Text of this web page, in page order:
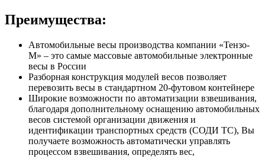
Преимущества:
Автомобильные весы производства компании «Тензо-
М» – это самые массовые автомобильные электронные
весы в России
Разборная конструкция модулей весов позволяет
перевозить весы в стандартном 20-футовом контейнере
Широкие возможности по автоматизации взвешивания,
благодаря дополнительному оснащению автомобильных
весов системой организации движения и
идентификации транспортных средств (СОДИ ТС), Вы
получаете возможность автоматически управлять
процессом взвешивания, определять вес,